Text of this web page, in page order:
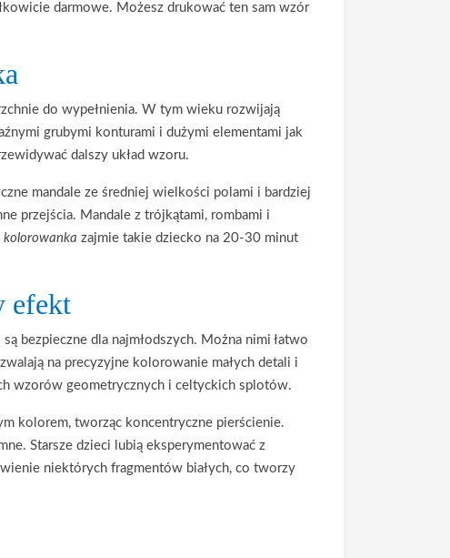
darmowe. Możesz drukować ten sam wzór
do wypełnienia. W tym wieku rozwijają
grubymi konturami i dużymi elementami jak
dalszy układ wzoru.
mandale ze średniej wielkości polami i bardziej
przejścia. Mandale z trójkątami, rombami i
kolorowanka zajmie takie dziecko na 20-30 minut
efekt
bezpieczne dla najmłodszych. Można nimi łatwo
na precyzyjne kolorowanie małych detali i
wzorów geometrycznych i celtyckich splotów.
kolorem, tworząc koncentryczne pierścienie.
Starsze dzieci lubią eksperymentować z
niektórych fragmentów białych, co tworzy